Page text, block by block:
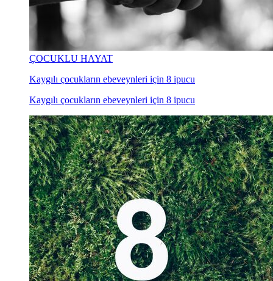
ÇOCUKLU HAYAT
Kaygılı çocukların ebeveynleri için 8 ipucu
Kaygılı çocukların ebeveynleri için 8 ipucu